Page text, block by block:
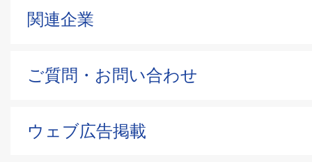
関連企業
ご質問・お問い合わせ
ウェブ広告掲載